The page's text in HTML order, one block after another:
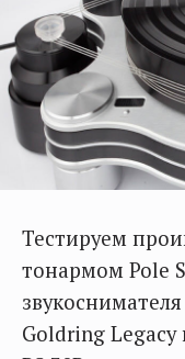
Тестируем
тонармом Pole
Goldring